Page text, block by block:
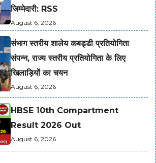
जिम्मेदारी: RSS
August 6, 2026
संभाग स्तरीय शालेय कबड्डी प्रतियोगिता
संपन्न, राज्य स्तरीय प्रतियोगिता के लिए
खिलाड़ियों का चयन
August 6, 2026
HBSE 10th Compartment
Result 2026 Out
August 6, 2026